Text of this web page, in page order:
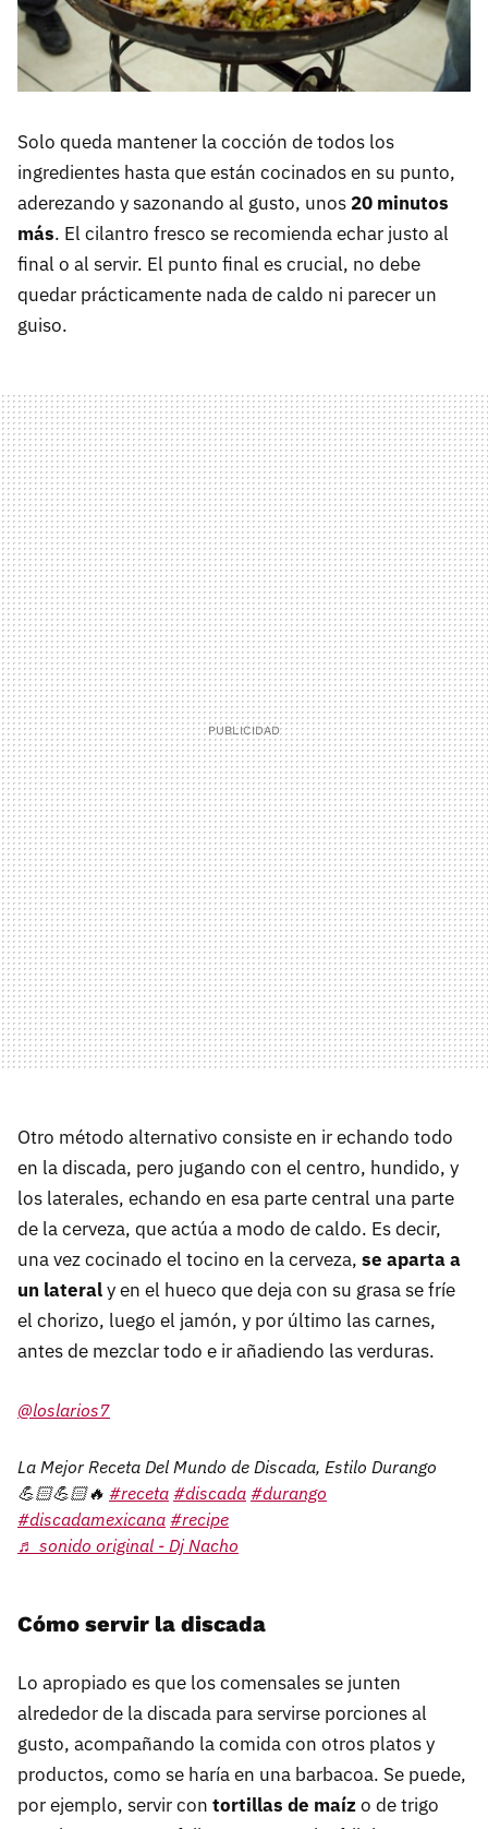
Solo queda mantener la cocción de todos los
ingredientes hasta que están cocinados en su punto,
aderezando y sazonando al gusto, unos 20 minutos
más. El cilantro fresco se recomienda echar justo al
final o al servir. El punto final es crucial, no debe
quedar prácticamente nada de caldo ni parecer un
guiso.
Otro método alternativo consiste en ir echando todo
en la discada, pero jugando con el centro, hundido, y
los laterales, echando en esa parte central una parte
de la cerveza, que actúa a modo de caldo. Es decir,
una vez cocinado el tocino en la cerveza, se aparta a
un lateraly en el hueco que deja con su grasa se fríe
el chorizo, luego el jamón, y por último las carnes,
antes de mezclar todo e ir añadiendo las verduras.
@loslarios7
La Mejor Receta Del Mundo de Discada, Estilo Durango
💪🏻💪🏻🔥 #receta #discada #durango
#discadamexicana #recipe
♬ sonido original - Dj Nacho
Cómo servir la discada
Lo apropiado es que los comensales se junten
alrededor de la discada para servirse porciones al
gusto, acompañando la comida con otros platos y
productos, como se haría en una barbacoa. Se puede,
por ejemplo, servir con tortillas de maízo de trigo